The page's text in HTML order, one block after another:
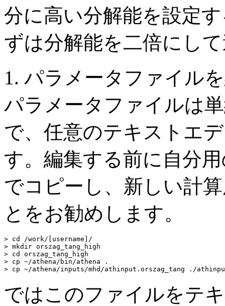
分に高い分解能を設定
ずは分解能を二倍にし
1. パラメータファイル
パラメータファイルは
で、任意のテキストエ
す。編集する前に自分
でコピーし、新しい計
とをお勧めします。
> cd /work/[username]/
> mkdir orszag_tang_high
> cd orszag_tang_high
> cp ~/athena/bin/athena .
ではこのファイルをテ